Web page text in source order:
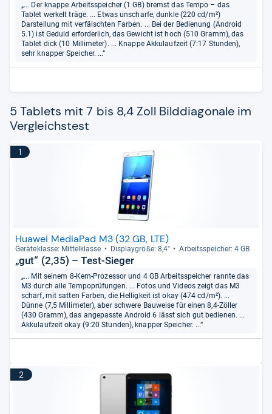
„... Der knappe Arbeitsspeicher (1 GB) bremst das Tempo – das
Tablet werkelt träge. ... Etwas unscharfe, dunkle (220 cd/m²)
Darstellung mit verfälschten Farben. ... Bei der Bedienung (Android
5.1) ist Geduld erforderlich, das Gewicht ist hoch (510 Gramm), das
Tablet dick (10 Millimeter). ... Knappe Akkulaufzeit (7:17 Stunden),
sehr knapper Speicher. ...“
5 Tablets mit 7 bis 8,4 Zoll Bilddiagonale im
Vergleichstest
1
Huawei MediaPad M3 (32 GB, LTE)
Gerä­te­klasse: Mit­tel­klasse Dis­play­größe: 8,4" Arbeitsspei­cher: 4 GB
„gut“ (2,35) – Test-Sieger
„... Mit seinem 8-Kern-Prozessor und 4 GB Arbeitsspeicher rannte das
M3 durch alle Tempoprüfungen. ... Fotos und Videos zeigt das M3
scharf, mit satten Farben, die Helligkeit ist okay (474 cd/m²). ...
Dünne (7,5 Millimeter), aber schwere Bauweise für einen 8,4-Zöller
(430 Gramm), das angepasste Android 6 lässt sich gut bedienen. ...
Akkulaufzeit okay (9:20 Stunden), knapper Speicher. ...“
2